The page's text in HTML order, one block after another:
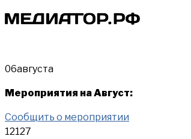
06августа
Мероприятия на Август:
Сообщить о мероприятии
12127